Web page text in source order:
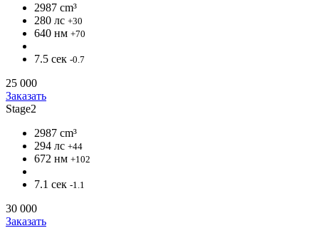
2987 cm³
280 лс +30
640 нм +70
7.5 сек -0.7
25 000
Заказать
Stage2
2987 cm³
294 лс +44
672 нм +102
7.1 сек -1.1
30 000
Заказать